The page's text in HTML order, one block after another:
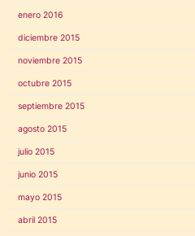
enero 2016
diciembre 2015
noviembre 2015
octubre 2015
septiembre 2015
agosto 2015
julio 2015
junio 2015
mayo 2015
abril 2015